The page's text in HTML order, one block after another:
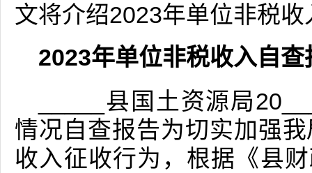
文将介绍2023年单位非税
2023年单位非税收入自查
_____县国土资源局
情况自查报告为切实加强
收入征收行为，根据《县